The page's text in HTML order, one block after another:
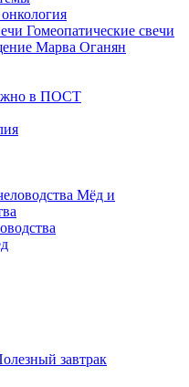
Гомеопатические свечи
Марва Оганян
в ПОСТ
Мёд и
завтрак